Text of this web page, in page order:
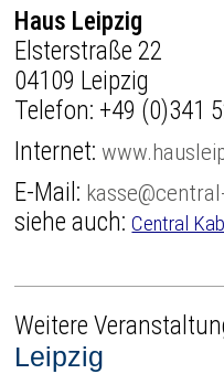
Haus Leipzig
Elsterstraße 22
04109 Leipzig
Telefon: +49 (0)341
Internet:
E-Mail:
siehe auch:Central
Weitere
Leipzig